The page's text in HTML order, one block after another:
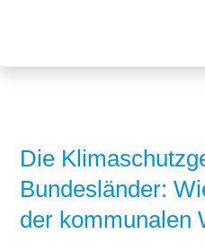
Die
Bundesländer:
der kommunalen